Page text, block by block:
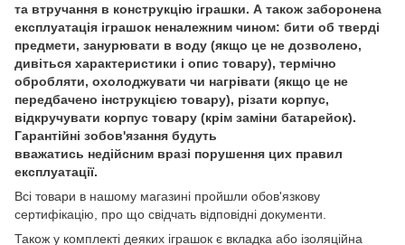
та втручання в конструкцію іграшки. А також заборонена
експлуатація іграшок неналежним чином: бити об тверді
предмети, занурювати в воду (якщо це не дозволено,
дивіться характеристики і опис товару), термічно
обробляти, охолоджувати чи нагрівати (якщо це не
передбачено інструкцією товару), різати корпус,
відкручувати корпус товару (крім заміни батарейок).
Гарантійні зобов'язання будуть
вважатись недійсним вразі порушення цих правил
експлуатації.
Всі товари в нашому магазині пройшли обов'язкову
сертифікацію, про що свідчать відповідні документи.
Також у комплекті деяких іграшок є вкладка або ізоляційна